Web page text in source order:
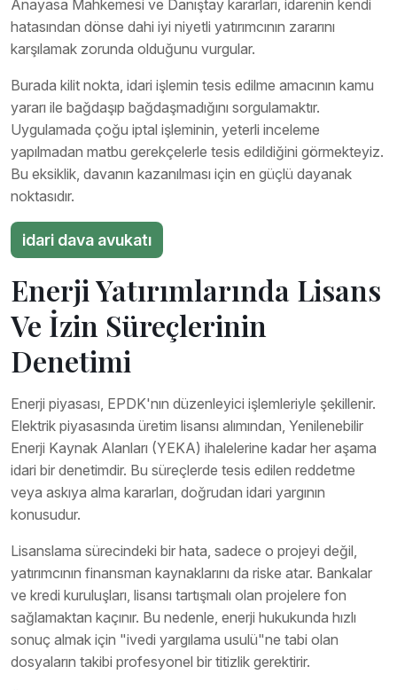
Anayasa Mahkemesi ve Danıştay kararları, idarenin kendi
hatasından dönse dahi iyi niyetli yatırımcının zararını
karşılamak zorunda olduğunu vurgular.
Burada kilit nokta, idari işlemin tesis edilme amacının kamu
yararı ile bağdaşıp bağdaşmadığını sorgulamaktır.
Uygulamada çoğu iptal işleminin, yeterli inceleme
yapılmadan matbu gerekçelerle tesis edildiğini görmekteyiz.
Bu eksiklik, davanın kazanılması için en güçlü dayanak
noktasıdır.
idari dava avukatı
Enerji Yatırımlarında Lisans
Ve İzin Süreçlerinin
Denetimi
Enerji piyasası, EPDK'nın düzenleyici işlemleriyle şekillenir.
Elektrik piyasasında üretim lisansı alımından, Yenilenebilir
Enerji Kaynak Alanları (YEKA) ihalelerine kadar her aşama
idari bir denetimdir. Bu süreçlerde tesis edilen reddetme
veya askıya alma kararları, doğrudan idari yargının
konusudur.
Lisanslama sürecindeki bir hata, sadece o projeyi değil,
yatırımcının finansman kaynaklarını da riske atar. Bankalar
ve kredi kuruluşları, lisansı tartışmalı olan projelere fon
sağlamaktan kaçınır. Bu nedenle, enerji hukukunda hızlı
sonuç almak için "ivedi yargılama usulü"ne tabi olan
dosyaların takibi profesyonel bir titizlik gerektirir.